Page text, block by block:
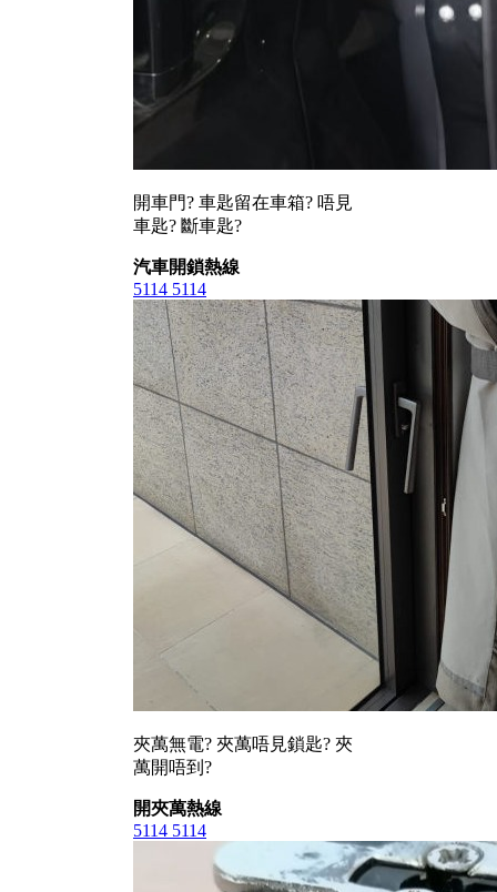
開車門? 車匙留在車箱? 唔見
車匙? 斷車匙?
汽車開鎖熱線
5114 5114
夾萬無電? 夾萬唔見鎖匙? 夾
萬開唔到?
開夾萬熱線
5114 5114